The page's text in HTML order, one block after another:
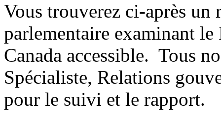
Vous trouverez ci-après un
parlementaire examinant
Canada accessible. Tous
Spécialiste, Relations
pour le suivi et le rapport.